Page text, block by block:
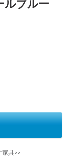
ルブルー
家具>>